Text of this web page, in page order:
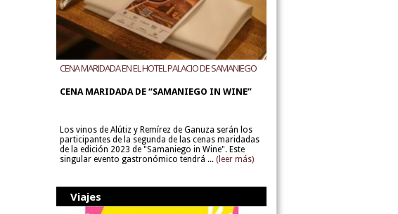
CENA MARIDADA EN EL HOTEL PALACIO DE SAMANIEGO
CENA MARIDADA DE “SAMANIEGO IN WINE”
Los vinos de Alútiz y Remírez de Ganuza serán los
participantes de la segunda de las cenas maridadas
de la edición 2023 de "Samaniego in Wine". Este
singular evento gastronómico tendrá ... (leer más)
Viajes